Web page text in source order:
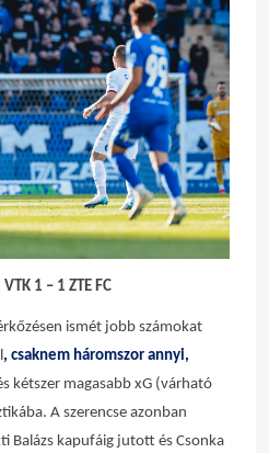
1 – 1 ZTE FC
ismét jobb számokat
, csaknem háromszor annyi,
kétszer magasabb xG (várható
A szerencse azonban
Balázs kapufáig jutott és Csonka